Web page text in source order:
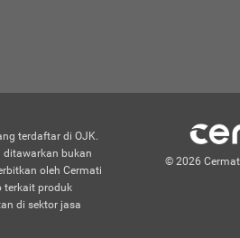
terdaftar di OJK.
ditawarkan bukan
oleh Cermati
terkait produk
di sektor jasa
© 2026